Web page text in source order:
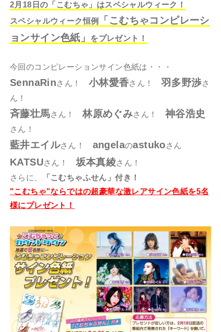
2月18日の「こむちゃ」はスペシャルウィーク！
スペシャルウィーク恒例
「こむちゃコンピレーシ
ョンサイン色紙」
をプレゼント！
今回のコンピレーションサイン色紙は・・・
SennaRinさん！ 小林愛香さん！羽多野渉さ
ん！
斉藤壮馬さん！林原めぐみさん！ 神谷浩史
さん！
藍井エイルさん！ angelaのastukoさん
KATSUさん！坂本真綾さん！
さらに、
「こむちゃふせん」付き！
"こむちゃ"ならではの超豪華な激レアサイン色紙を5名
様にプレゼント！